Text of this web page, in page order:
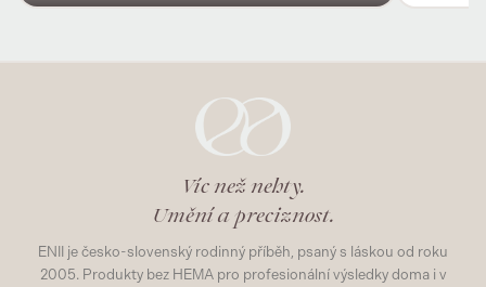
Víc než nehty.
Umění a preciznost.
ENII je česko-slovenský rodinný příběh, psaný s láskou od roku
2005. Produkty bez HEMA pro profesionální výsledky doma i v